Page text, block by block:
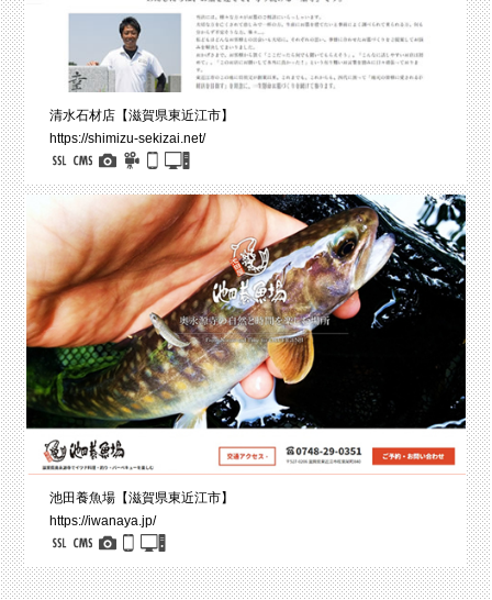
清水石材店【滋賀県東近江市】
https://shimizu-sekizai.net/
池田養魚場【滋賀県東近江市】
https://iwanaya.jp/